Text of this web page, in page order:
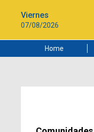
Viernes
07/08/2026
Home